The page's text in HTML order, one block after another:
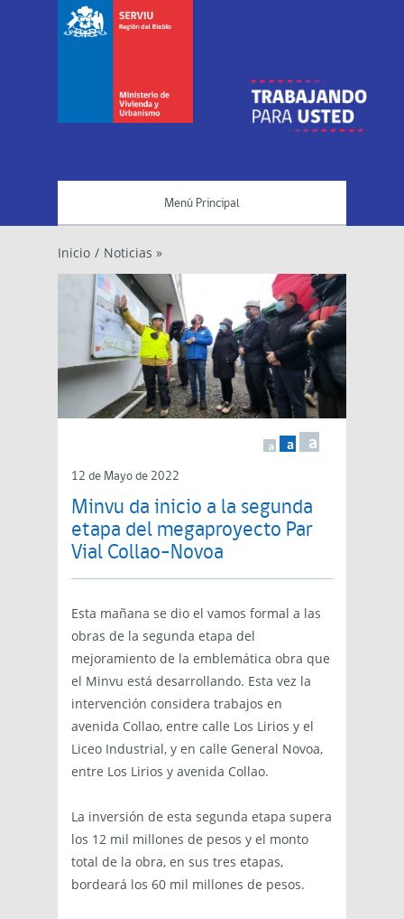
Menú Principal
Inicio / Noticias »
a a a
12 de Mayo de 2022
Minvu da inicio a la segunda
etapa del megaproyecto Par
Vial Collao-Novoa
Esta mañana se dio el vamos formal a las
obras de la segunda etapa del
mejoramiento de la emblemática obra que
el Minvu está desarrollando. Esta vez la
intervención considera trabajos en
avenida Collao, entre calle Los Lirios y el
Liceo Industrial, y en calle General Novoa,
entre Los Lirios y avenida Collao.
La inversión de esta segunda etapa supera
los 12 mil millones de pesos y el monto
total de la obra, en sus tres etapas,
bordeará los 60 mil millones de pesos.